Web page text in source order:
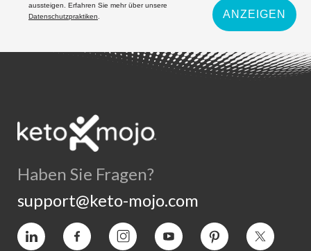
aussteigen. Erfahren Sie mehr über unsere
Datenschutzpraktiken
ANZEIGEN
Haben Sie Fragen?
support@keto-mojo.com
Vimeo Facebook InstagramYouTube InteresseTwitter